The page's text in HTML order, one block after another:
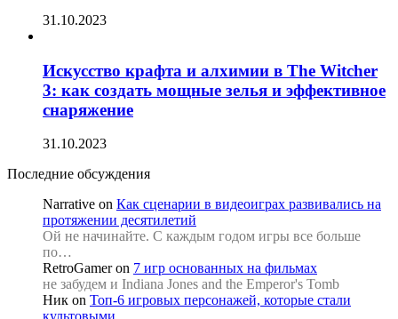
31.10.2023
Искусство крафта и алхимии в The Witcher
3: как создать мощные зелья и эффективное
снаряжение
31.10.2023
Последние обсуждения
Narrative on Как сценарии в видеоиграх развивались на
протяжении десятилетий
Ой не начинайте. С каждым годом игры все больше
по…
RetroGamer on 7 игр основанных на фильмах
не забудем и Indiana Jones and the Emperor's Tomb
Ник on Топ-6 игровых персонажей, которые стали